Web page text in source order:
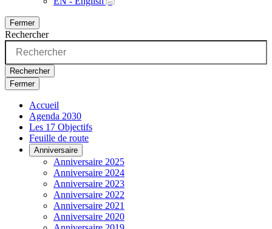
Fermer
Rechercher
Rechercher
Fermer
Accueil
Agenda 2030
Les 17 Objectifs
Feuille de route
Anniversaire
Anniversaire 2025
Anniversaire 2024
Anniversaire 2023
Anniversaire 2022
Anniversaire 2021
Anniversaire 2020